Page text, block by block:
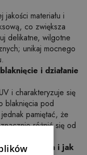
materiału i
co zwiększa
delikatne, wilgotne
unikaj mocnego
i działanie
i charakteryzuje się
blaknięcia pod
pamiętać, że
różnić się od
fototapeta i jak